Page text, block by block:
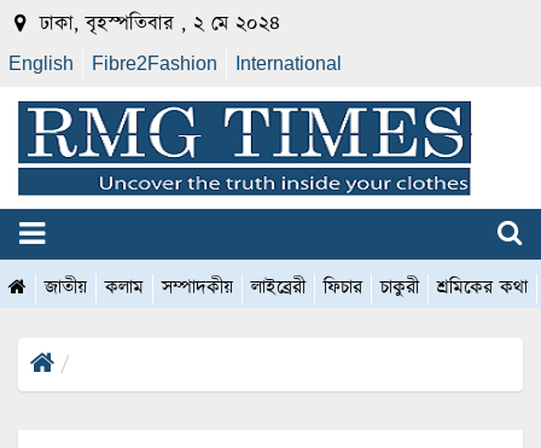
ঢাকা, বৃহস্পতিবার , ২ মে ২০২৪
English Fibre2Fashion International
জাতীয় কলাম সম্পাদকীয় লাইব্রেরী ফিচার চাকুরী শ্রমিকের কথা